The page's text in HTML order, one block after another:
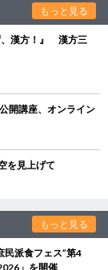
もっと見る
、漢方！』 漢方三
開講座、オンライン
を見上げて
もっと見る
派食フェス”第4
」を開催